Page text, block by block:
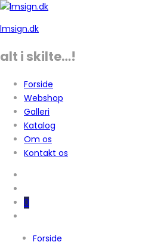
lmsign.dk
alt i skilte…!
Forside
Webshop
Galleri
Katalog
Om os
Kontakt os
0
Forside